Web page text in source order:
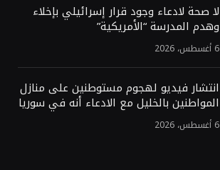
لا صحة لادعاء وجود قرار إسرائيلي بإخلاء
وهدم المدرسة “الأمريكية”
6 أغسطس، 2026
انتشار فيديو لهجوم مستوطنين على منازل
المواطنين بالخليل مع الادعاء أنه في سوريا
6 أغسطس، 2026